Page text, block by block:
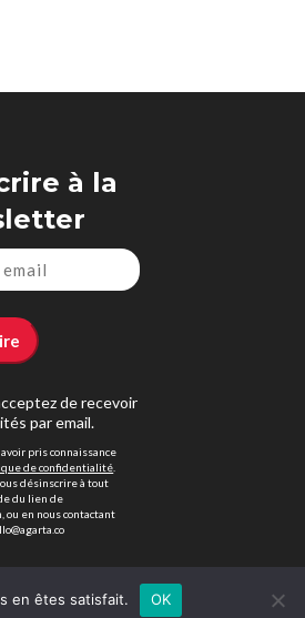
à la
de recevoir
par email.
pris connaissance
de confidentialité
désinscrire à tout
du lien de
ou en nous contactant
en êtes satisfait. OK